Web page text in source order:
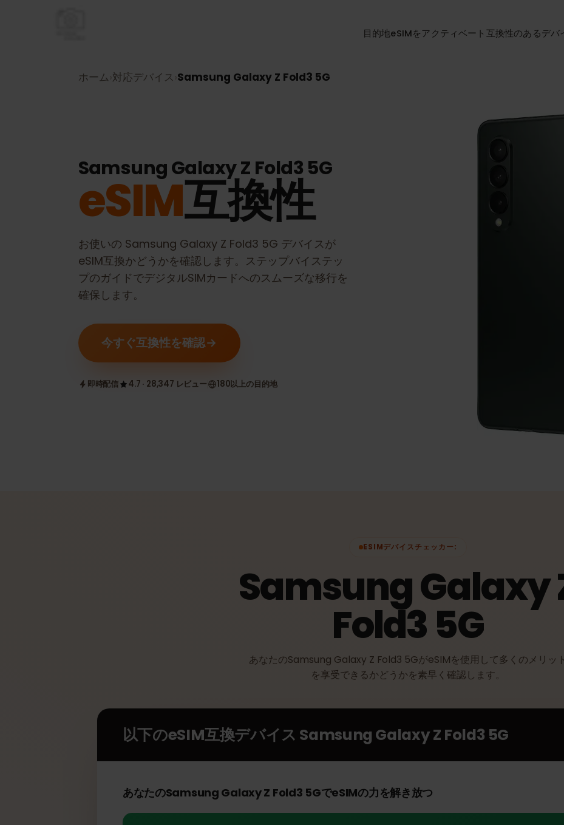
目的地eSIMをアクティベート互換性のあ
ホーム›対応デバイス›Samsung Galaxy Z Fold3 5G
Samsung Galaxy Z Fold3 5G
eSIM互換性
お使いの Samsung Galaxy Z Fold3 5G デバイスが
eSIM互換かどうかを確認します。ステップバイステッ
プのガイドでデジタルSIMカードへのスムーズな移行を
今すぐ互換性を確認
ESIMデバイスチェッカー:
Samsung Galaxy
Fold3 5G
を享受できるかどうかを素早く確認します。